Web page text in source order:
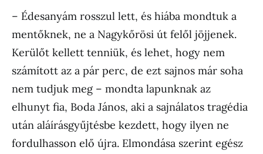
– Édesanyám rosszul lett, és hiába mondtuk a
mentőknek, ne a Nagykőrösi út felől jöjjenek.
Kerülőt kellett tenniük, és lehet, hogy nem
számított az a pár perc, de ezt sajnos már soha
nem tudjuk meg – mondta lapunknak az
elhunyt fia, Boda János, aki a sajnálatos tragédia
után aláírásgyűjtésbe kezdett, hogy ilyen ne
fordulhasson elő újra. Elmondása szerint egész